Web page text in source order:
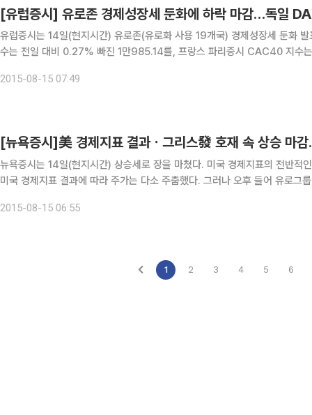
[유럽증시] 유로존 경제성장세 둔화에 하락 마감…독일
유럽증시는 14일(현지시간) 유로존(유로화 사용 19개국) 경제성장세 둔화 발표에 따라 하락 마감했다
수는 전일 대비 0.27% 빠진 1만985.14를, 프랑스 파리증시 CAC40 지
2015-08-15 07:49
[뉴욕증시]美 경제지표 결과ㆍ그리스發 호재 속 상승
뉴욕증시는 14일(현지시간) 상승세로 장을 마쳤다. 미국 경제지표의 전반적
미국 경제지표 결과에 따라 주가는 다소 주춤했다. 그러나 오후 들어 유로그
2015-08-15 06:55
1 2 3 4 5 6